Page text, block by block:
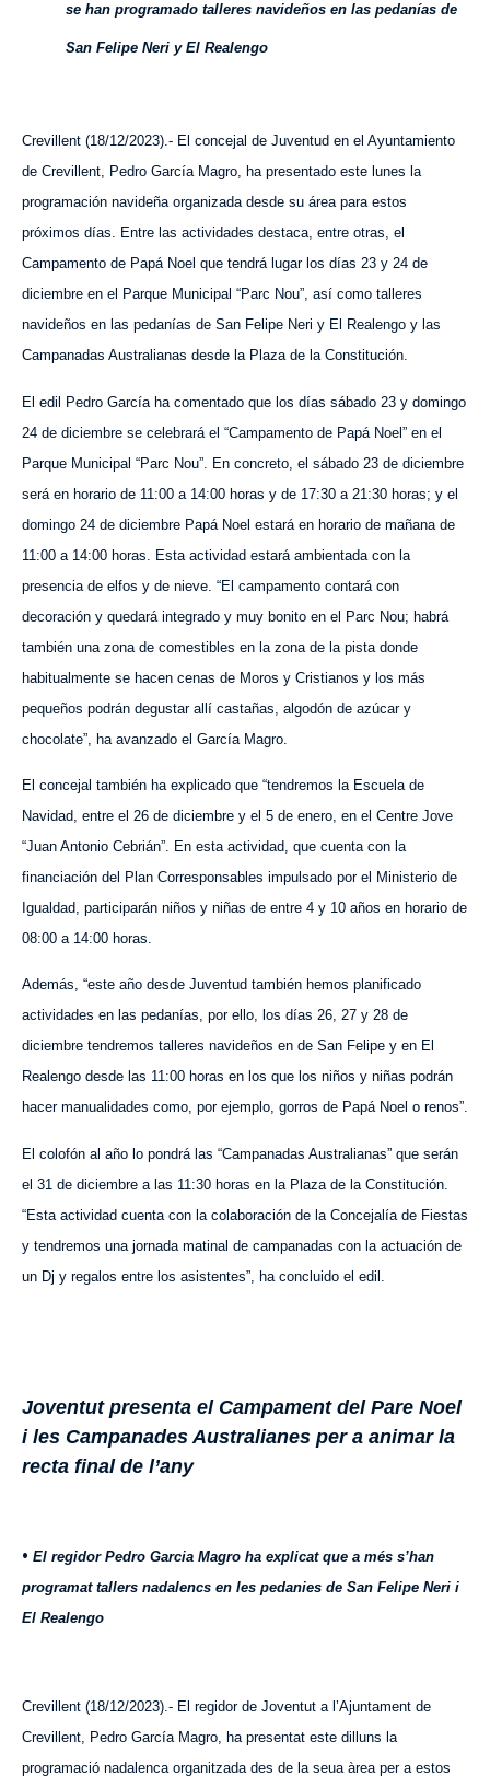
se han programado talleres navideños en las pedanías de
San Felipe Neri y El Realengo
Crevillent (18/12/2023).- El concejal de Juventud en el Ayuntamiento
de Crevillent, Pedro García Magro, ha presentado este lunes la
programación navideña organizada desde su área para estos
próximos días. Entre las actividades destaca, entre otras, el
Campamento de Papá Noel que tendrá lugar los días 23 y 24 de
diciembre en el Parque Municipal “Parc Nou”, así como talleres
navideños en las pedanías de San Felipe Neri y El Realengo y las
Campanadas Australianas desde la Plaza de la Constitución.
El edil Pedro García ha comentado que los días sábado 23 y domingo
24 de diciembre se celebrará el “Campamento de Papá Noel” en el
Parque Municipal “Parc Nou”. En concreto, el sábado 23 de diciembre
será en horario de 11:00 a 14:00 horas y de 17:30 a 21:30 horas; y el
domingo 24 de diciembre Papá Noel estará en horario de mañana de
11:00 a 14:00 horas. Esta actividad estará ambientada con la
presencia de elfos y de nieve. “El campamento contará con
decoración y quedará integrado y muy bonito en el Parc Nou; habrá
también una zona de comestibles en la zona de la pista donde
habitualmente se hacen cenas de Moros y Cristianos y los más
pequeños podrán degustar allí castañas, algodón de azúcar y
chocolate”, ha avanzado el García Magro.
El concejal también ha explicado que “tendremos la Escuela de
Navidad, entre el 26 de diciembre y el 5 de enero, en el Centre Jove
“Juan Antonio Cebrián”. En esta actividad, que cuenta con la
financiación del Plan Corresponsables impulsado por el Ministerio de
Igualdad, participarán niños y niñas de entre 4 y 10 años en horario de
08:00 a 14:00 horas.
Además, “este año desde Juventud también hemos planificado
actividades en las pedanías, por ello, los días 26, 27 y 28 de
diciembre tendremos talleres navideños en de San Felipe y en El
Realengo desde las 11:00 horas en los que los niños y niñas podrán
hacer manualidades como, por ejemplo, gorros de Papá Noel o renos”.
El colofón al año lo pondrá las “Campanadas Australianas” que serán
el 31 de diciembre a las 11:30 horas en la Plaza de la Constitución.
“Esta actividad cuenta con la colaboración de la Concejalía de Fiestas
y tendremos una jornada matinal de campanadas con la actuación de
un Dj y regalos entre los asistentes”, ha concluido el edil.
Joventut presenta el Campament del Pare Noel
i les Campanades Australianes per a animar la
recta final de l’any
• El regidor Pedro Garcia Magro ha explicat que a més s’han
programat tallers nadalencs en les pedanies de San Felipe Neri i
El Realengo
Crevillent (18/12/2023).- El regidor de Joventut a l’Ajuntament de
Crevillent, Pedro García Magro, ha presentat este dilluns la
programació nadalenca organitzada des de la seua àrea per a estos